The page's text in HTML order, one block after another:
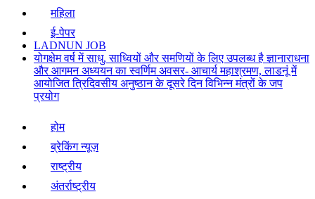
महिला
ई-पेपर
LADNUN JOB
योगक्षेम वर्ष में साधु, साध्वियों और समणियों के लिए उपलब्ध है ज्ञानाराधना
और आगमन अध्ययन का स्वर्णिम अवसर- आचार्य महाश्रमण, लाडनूं में
आयोजित त्रिदिवसीय अनुष्ठान के दूसरे दिन विभिन्न मंत्रों के जप
प्रयोग
होम
ब्रेकिंग न्यूज़
राष्ट्रीय
अंतर्राष्ट्रीय